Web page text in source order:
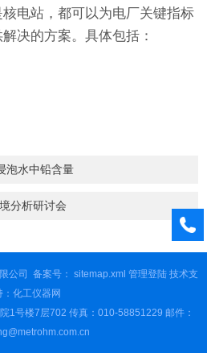
电站， 都可以为电厂关键指标
决的方案。具体包括：
泡水中铅含量
分析研讨会
公司 备案号： sitemap.xml 管理登陆技术支
化工仪器网
1号楼7层702 传真：010-58851229 邮件：